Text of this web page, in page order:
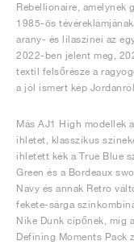
Rebellionaire, amelynek
1985-ös
arany- és lilaszínei az
2022-ben jelent meg,
textil felsőrésze a
a jól ismert kép
Más AJ1 High modellek
ihletet, klasszikus
ihletett kék a True Blue
Green és a Bordeaux
Navy és annak Retro
fekete-sárga
Nike Dunk cipőnek, míg
Defining Moments Pack